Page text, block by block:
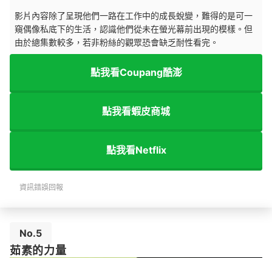
影片內容除了呈現他們一路在工作中的成長蛻變，難得的是可一
窺偶像私底下的生活，認識他們從未在螢光幕前出現的模樣。但
由於總集數較多，若非粉絲的觀眾恐會缺乏耐性看完。
點我看Coupang酷澎
點我看蝦皮商城
點我看Netflix
資訊錯誤回報
No.5
茹素的力量